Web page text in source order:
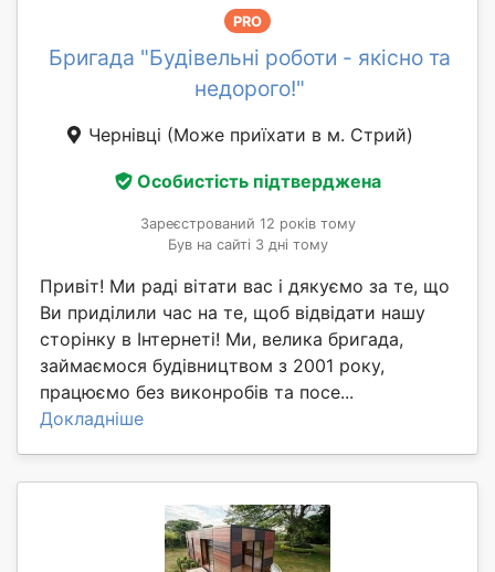
PRO
Бригада "Будівельні роботи - якісно та
недорого!"
Чернівці (Може приїхати в м. Стрий)
Особистість підтверджена
Зареєстрований 12 років тому
Був на сайті 3 дні тому
Привіт! Ми раді вітати вас і дякуємо за те, що
Ви приділили час на те, щоб відвідати нашу
сторінку в Інтернеті! Ми, велика бригада,
займаємося будівництвом з 2001 року,
працюємо без виконробів та посе...
Докладніше